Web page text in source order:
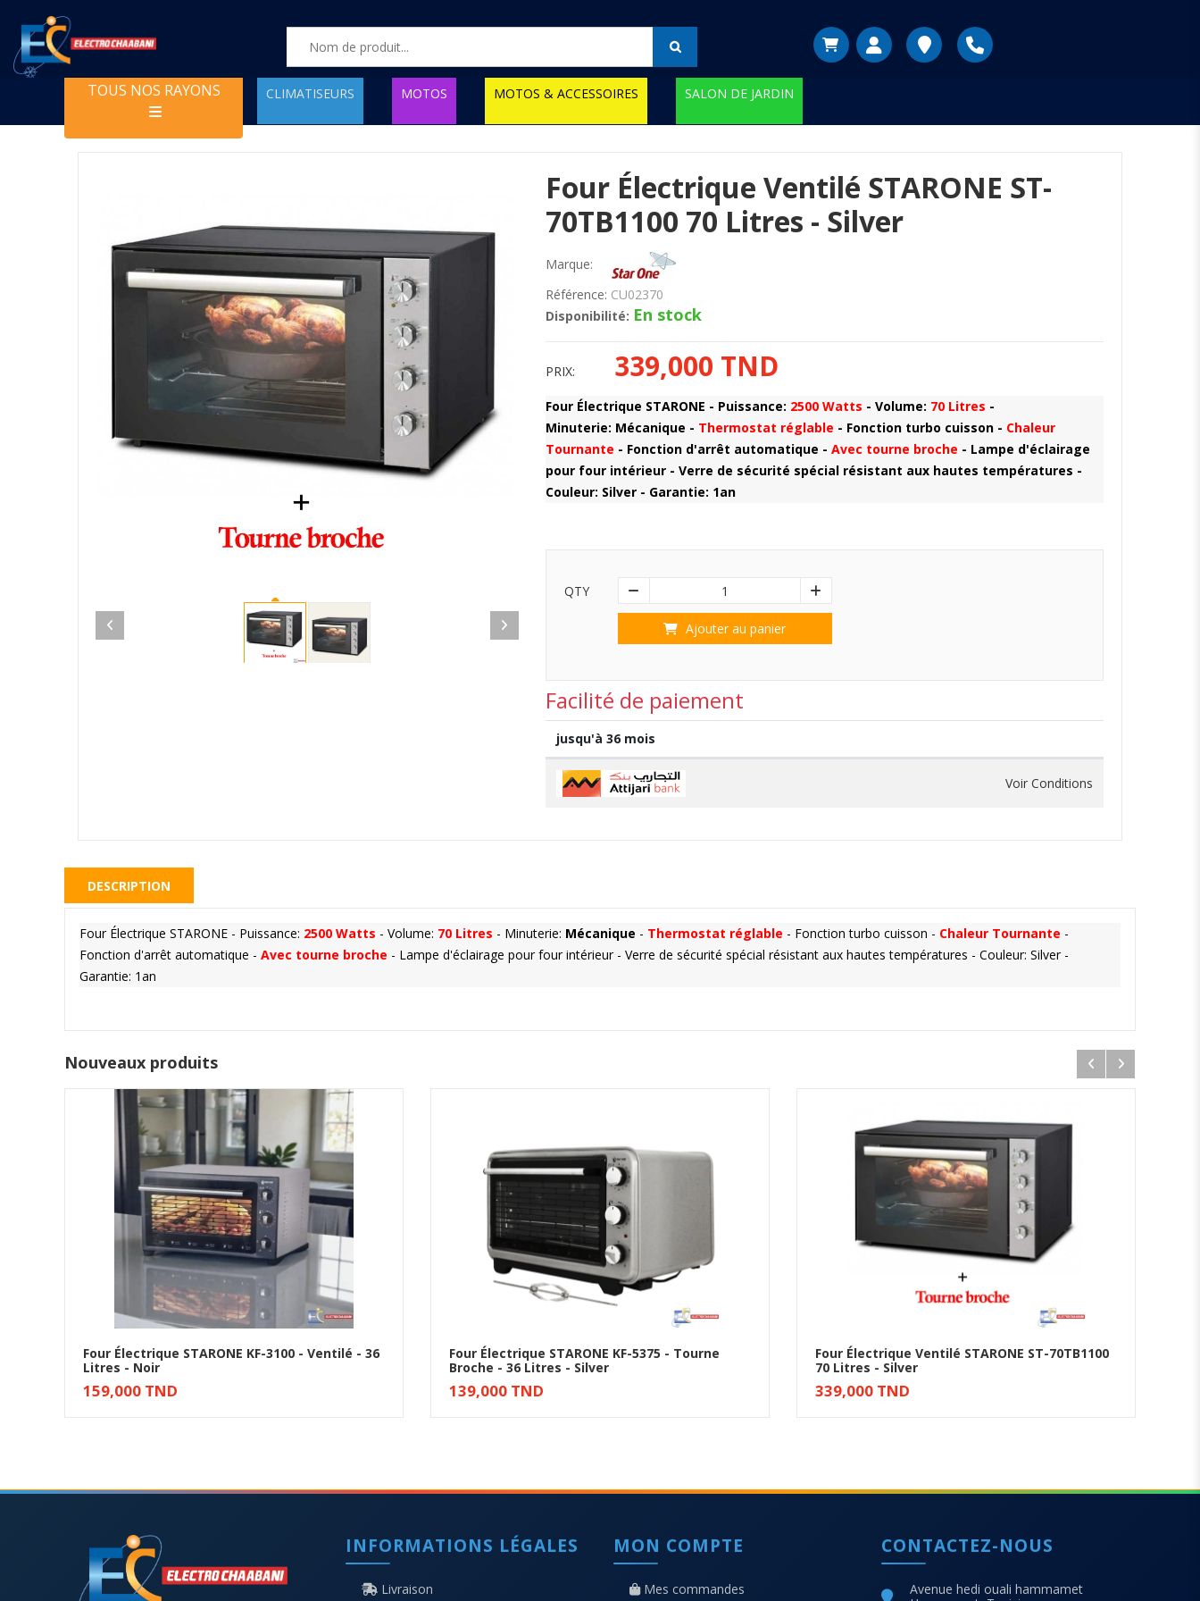
TOUS NOS RAYONS CLIMATISEURS MOTOS MOTOS & ACCESSOIRES SALON DE JARDIN
Four Électrique Ventilé STARONE ST-
70TB1100 70 Litres - Silver
Marque:
Référence: CU02370
Disponibilité: En stock
PRIX: 339,000 TND
Four Électrique STARONE - Puissance: 2500 Watts - Volume: 70 Litres -
Minuterie: Mécanique - Thermostat réglable - Fonction turbo cuisson - Chaleur
Tournante - Fonction d'arrêt automatique - Avec tourne broche - Lampe d'éclairage
pour four intérieur - Verre de sécurité spécial résistant aux hautes températures -
Couleur: Silver - Garantie: 1an
QTY 1
Ajouter au panier
Facilité de paiement
jusqu'à 36 mois
Voir Conditions
DESCRIPTION
Four Électrique STARONE - Puissance: 2500 Watts - Volume: 70 Litres - Minuterie: Mécanique - Thermostat réglable - Fonction turbo cuisson - Chaleur Tournante -
Fonction d'arrêt automatique - Avec tourne broche - Lampe d'éclairage pour four intérieur - Verre de sécurité spécial résistant aux hautes températures - Couleur: Silver -
Garantie: 1an
Nouveaux produits
Four Électrique STARONE KF-3100 - Ventilé - 36
Litres - Noir
159,000 TND
Ajouter au panier
Four Électrique STARONE KF-5375 - Tourne
Broche - 36 Litres - Silver
139,000 TND
Four Électrique Ventilé STARONE ST-70TB1100
70 Litres - Silver
339,000 TND
INFORMATIONS LÉGALES
Livraison
MON COMPTE
Mes commandes
CONTACTEZ-NOUS
Avenue hedi ouali hammamet